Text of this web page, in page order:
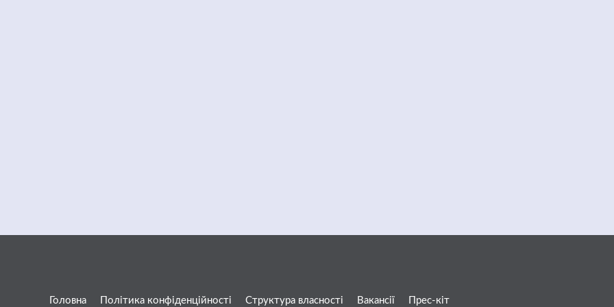
Головна Політика конфіденційності Структура власності Вакансії Прес-кіт